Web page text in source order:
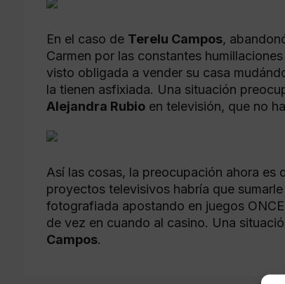
En el caso de Terelu Campos,
Carmen por las constantes
visto obligada a vender su casa
la tienen asfixiada. Una situación
Alejandra Rubio en televisión, que no
Así las cosas, la preocupación ahora es
proyectos televisivos habría que
fotografiada apostando en juegos
de vez en cuando al casino. Una
Campos.